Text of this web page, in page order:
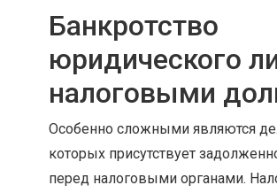
Банкротство
юридического
налоговыми
Особенно сложными являются
которых присутствует
перед налоговыми органами.